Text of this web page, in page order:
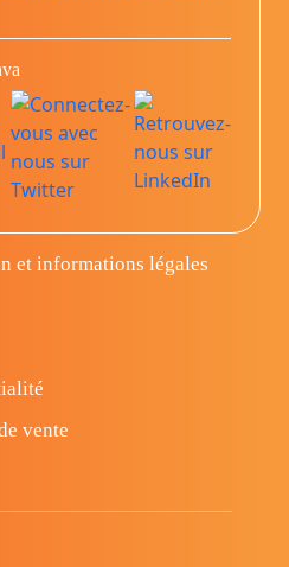
et informations légales
vente